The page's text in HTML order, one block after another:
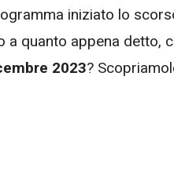
iniziato lo
a quanto appena detto,
2023?